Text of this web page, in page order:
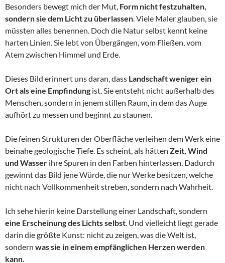
Besonders bewegt mich der Mut, Form nicht festzuhalten,
sondern sie dem Licht zu überlassen. Viele Maler glauben, sie
müssten alles benennen. Doch die Natur selbst kennt keine
harten Linien. Sie lebt von Übergängen, vom Fließen, vom
Atem zwischen Himmel und Erde.
Dieses Bild erinnert uns daran, dass Landschaft weniger ein
Ort als eine Empfindung ist. Sie entsteht nicht außerhalb des
Menschen, sondern in jenem stillen Raum, in dem das Auge
aufhört zu messen und beginnt zu staunen.
Die feinen Strukturen der Oberfläche verleihen dem Werk eine
beinahe geologische Tiefe. Es scheint, als hätten Zeit, Wind
und Wasser ihre Spuren in den Farben hinterlassen. Dadurch
gewinnt das Bild jene Würde, die nur Werke besitzen, welche
nicht nach Vollkommenheit streben, sondern nach Wahrheit.
Ich sehe hierin keine Darstellung einer Landschaft, sondern
eine Erscheinung des Lichts selbst. Und vielleicht liegt gerade
darin die größte Kunst: nicht zu zeigen, was die Welt ist,
sondern was sie in einem empfänglichen Herzen werden
kann.